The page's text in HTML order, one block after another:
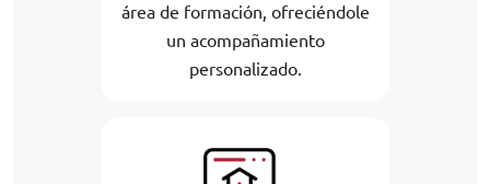
área de formación, ofreciéndole
un acompañamiento
personalizado.